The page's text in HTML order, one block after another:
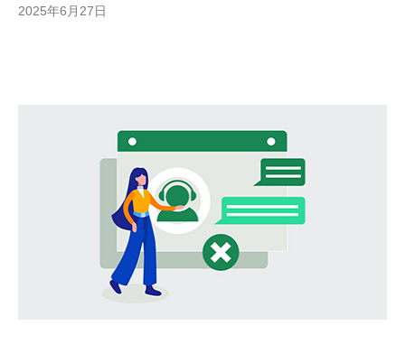
呢？本文将为您介绍韩国VPS市场情况，并推荐知乎上用户评价较
2025年6月27日